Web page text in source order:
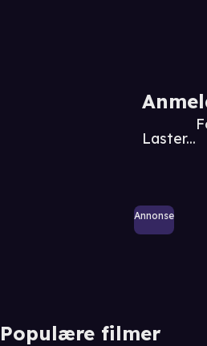
Laster...
Annonse
Populære filmer